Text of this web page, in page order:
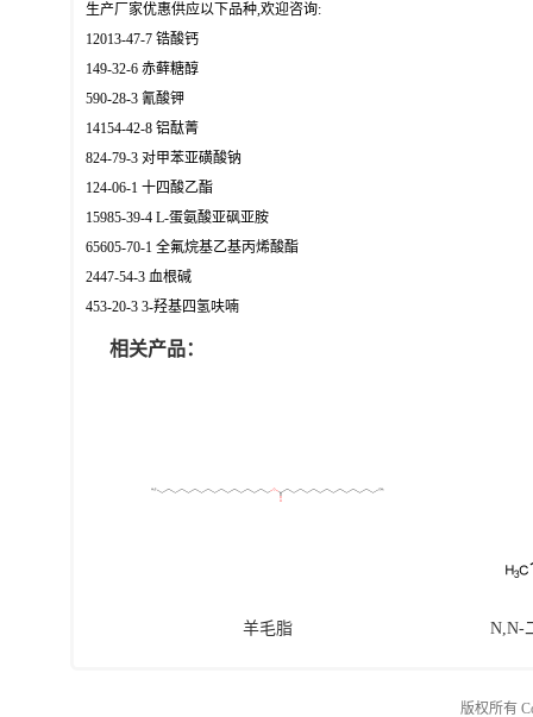
生产厂家优惠供应以下品种,欢迎咨询:
12013-47-7 锆酸钙
149-32-6 赤藓糖醇
590-28-3 氰酸钾
14154-42-8 铝酞菁
824-79-3 对甲苯亚磺酸钠
124-06-1 十四酸乙酯
15985-39-4 L-蛋氨酸亚砜亚胺
65605-70-1 全氟烷基乙基丙烯酸酯
2447-54-3 血根碱
453-20-3 3-羟基四氢呋喃
相关产品：
羊毛脂 N,N-
版权所有